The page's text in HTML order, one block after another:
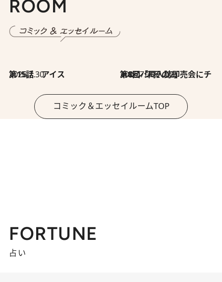
ROOM
2026.7.30
第15話 アイス 2026.7.30
第8回「同人誌即売会にチャレンジ その2」
コミック＆エッセイルームTOP
FORTUNE
占い